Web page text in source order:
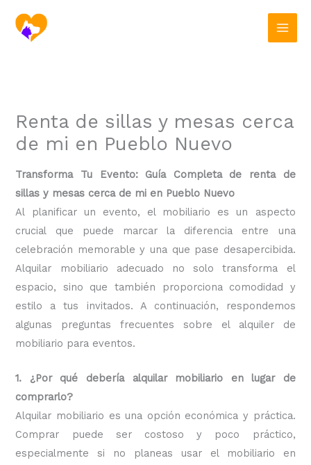
contenido
Renta de sillas y mesas cerca
de mi en Pueblo Nuevo
Transforma Tu Evento: Guía Completa de renta de
sillas y mesas cerca de mi en Pueblo Nuevo
Al planificar un evento, el mobiliario es un aspecto
crucial que puede marcar la diferencia entre una
celebración memorable y una que pase desapercibida.
Alquilar mobiliario adecuado no solo transforma el
espacio, sino que también proporciona comodidad y
estilo a tus invitados. A continuación, respondemos
algunas preguntas frecuentes sobre el alquiler de
mobiliario para eventos.
1. ¿Por qué debería alquilar mobiliario en lugar de
comprarlo?
Alquilar mobiliario es una opción económica y práctica.
Comprar puede ser costoso y poco práctico,
especialmente si no planeas usar el mobiliario en